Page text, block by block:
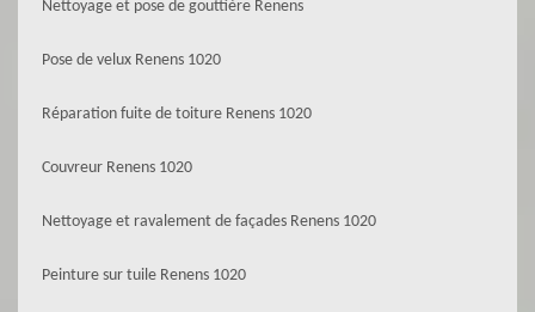
Nettoyage et pose de gouttière Renens
Pose de velux Renens 1020
Réparation fuite de toiture Renens 1020
Couvreur Renens 1020
Nettoyage et ravalement de façades Renens 1020
Peinture sur tuile Renens 1020